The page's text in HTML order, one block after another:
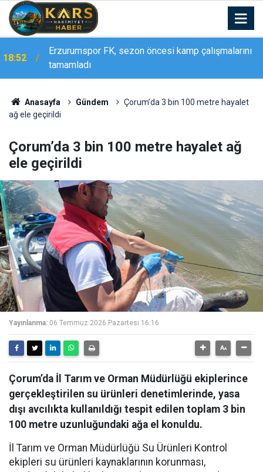
18:52
Erzurumspor FK, sezon öncesi kamp çalışmalarını
tamamladı
18:21
Bakan Göktaş, Ağrı’da şehit yakınları ve gazilerle
buluştu: "Terörsüz Türkiye tarihi bir adımdır"
Anasayfa Gündem
Çorum’da 3 bin 100 metre hayalet
ağ ele geçirildi
Çorum’da 3 bin 100 metre hayalet ağ
ele geçirildi
Yayınlanma: 06 Temmuz 2026 Pazartesi 16:16
Çorum’da İl Tarım ve Orman Müdürlüğü ekiplerince
gerçekleştirilen su ürünleri denetimlerinde, yasa
dışı avcılıkta kullanıldığı tespit edilen toplam 3 bin
100 metre uzunluğundaki ağa el konuldu.
İl Tarım ve Orman Müdürlüğü Su Ürünleri Kontrol
ekipleri su ürünleri kaynaklarının korunması,